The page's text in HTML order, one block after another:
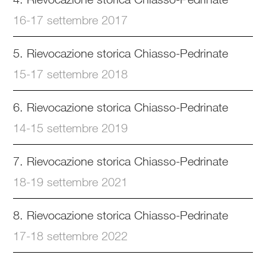
16-17 settembre 2017
5. Rievocazione storica Chiasso-Pedrinate
15-17 settembre 2018
6. Rievocazione storica Chiasso-Pedrinate
14-15 settembre 2019
7. Rievocazione storica Chiasso-Pedrinate
18-19 settembre 2021
8. Rievocazione storica Chiasso-Pedrinate
17-18 settembre 2022